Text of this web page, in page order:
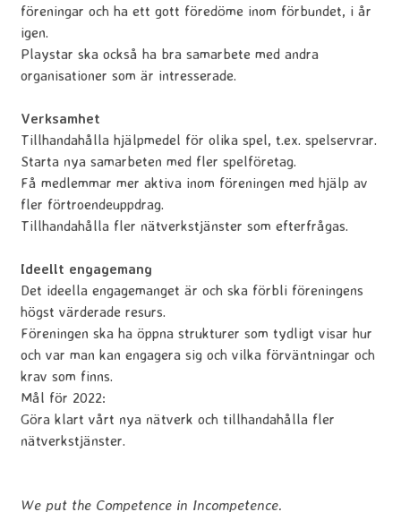
föreningar och ha ett gott föredöme inom förbundet, i år
igen.
Playstar ska också ha bra samarbete med andra
organisationer som är intresserade.
Verksamhet
Tillhandahålla hjälpmedel för olika spel, t.ex. spelservrar.
Starta nya samarbeten med fler spelföretag.
Få medlemmar mer aktiva inom föreningen med hjälp av
fler förtroendeuppdrag.
Tillhandahålla fler nätverkstjänster som efterfrågas.
Ideellt engagemang
Det ideella engagemanget är och ska förbli föreningens
högst värderade resurs.
Föreningen ska ha öppna strukturer som tydligt visar hur
och var man kan engagera sig och vilka förväntningar och
krav som finns.
Mål för 2022:
Göra klart vårt nya nätverk och tillhandahålla fler
nätverkstjänster.
We put the Competence in Incompetence.